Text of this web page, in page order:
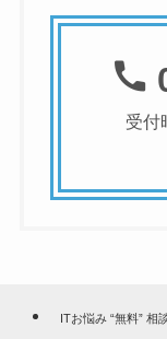
受付
ITお悩み “無料” 相